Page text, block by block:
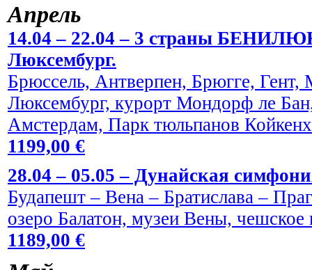
Aпрель
14.04 – 22.04 – 3 страны
Люксембург.
Брюссель, Антверпен, Брюгге,
Люксембург, курорт Мондорф ле
Амстердам, Парк тюльпанов
1199,00 €
28.04 – 05.05 – Дунайская
Будапешт – Вена – Братислава –
озеро Балатон, музеи Вены, чешское
1189,00 €